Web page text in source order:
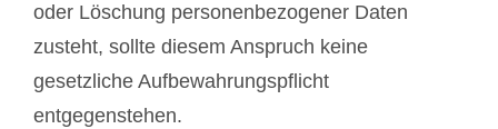
oder Löschung personenbezogener Daten
zusteht, sollte diesem Anspruch keine
gesetzliche Aufbewahrungspflicht
entgegenstehen.